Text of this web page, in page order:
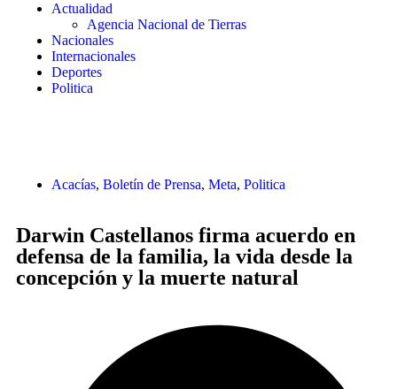
Actualidad
Agencia Nacional de Tierras
Nacionales
Internacionales
Deportes
Politica
Acacías, Boletín de Prensa, Meta, Politica
Darwin Castellanos firma acuerdo en
defensa de la familia, la vida desde la
concepción y la muerte natural